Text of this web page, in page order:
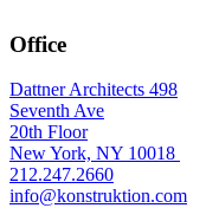
Office
Dattner Architects 498
Seventh Ave
20th Floor
New York, NY 10018
212.247.2660
info@konstruktion.com